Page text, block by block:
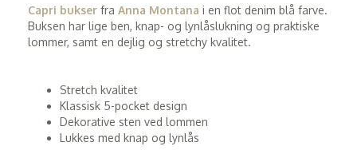
Capri bukser fra Anna Montana i en flot denim blå farve.
Buksen har lige ben, knap- og lynlåslukning og praktiske
lommer, samt en dejlig og stretchy kvalitet.
Stretch kvalitet
Klassisk 5-pocket design
Dekorative sten ved lommen
Lukkes med knap og lynlås